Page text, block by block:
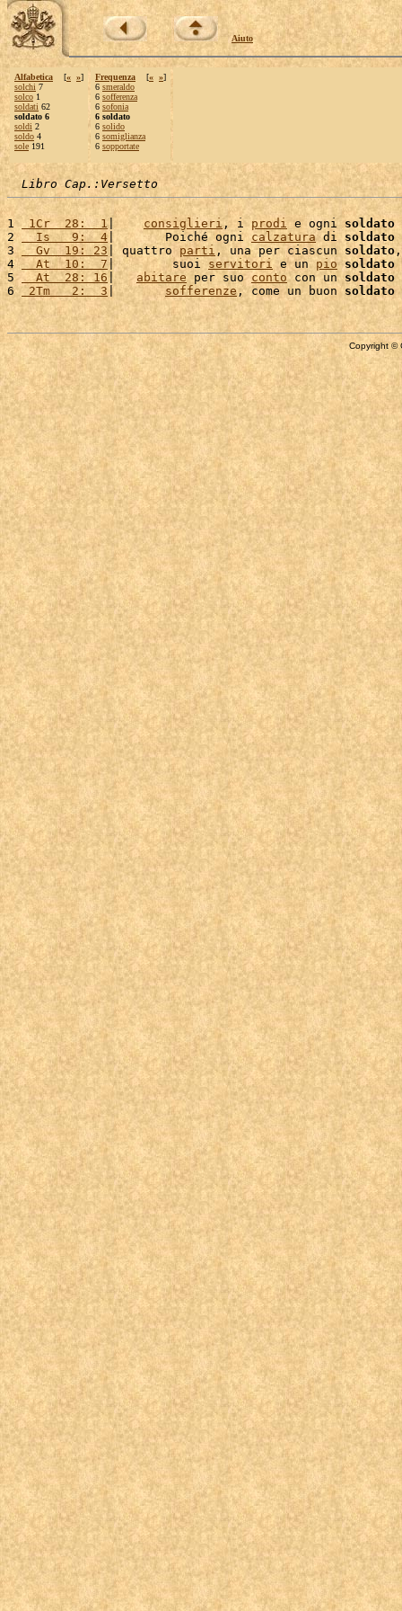
Aiuto
Alfabetica [« »]
solchi 7
solco 1
soldati 62
soldato 6
soldi 2
soldo 4
sole 191
Frequenza [« »]
6 smeraldo
6 sofferenza
6 sofonia
6 soldato
6 solido
6 somiglianza
6 sopportate
Libro Cap.:Versetto
1 1Cr  28:  1| consiglieri, i prodi e ogni soldato
2
  Is   9:  4
|       Poiché ogni calzatura di soldato
3
  Gv  19: 23
| quattro parti , una per ciascun soldato
4
  At  10:  7
|        suoi servitori e un pio soldato
5
  At  28: 16
| abitare per suo conto con un soldato
6 2Tm   2:  3 | sofferenze, come un buon soldato
Copyright ©